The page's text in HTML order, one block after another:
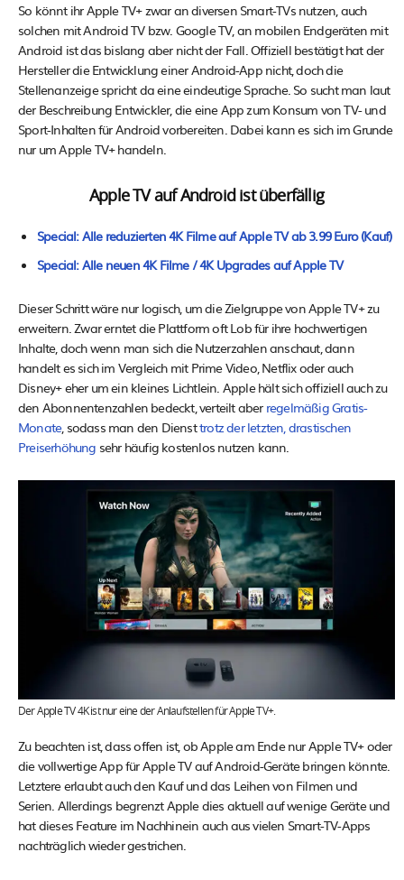
So könnt ihr Apple TV+ zwar an diversen Smart-TVs nutzen, auch
solchen mit Android TV bzw. Google TV, an mobilen Endgeräten mit
Android ist das bislang aber nicht der Fall. Offiziell bestätigt hat der
Hersteller die Entwicklung einer Android-App nicht, doch die
Stellenanzeige spricht da eine eindeutige Sprache. So sucht man laut
der Beschreibung Entwickler, die eine App zum Konsum von TV- und
Sport-Inhalten für Android vorbereiten. Dabei kann es sich im Grunde
nur um Apple TV+ handeln.
Apple TV auf Android ist überfällig
Special: Alle reduzierten 4K Filme auf Apple TV ab 3.99 Euro (Kauf)
Special: Alle neuen 4K Filme / 4K Upgrades auf Apple TV
Dieser Schritt wäre nur logisch, um die Zielgruppe von Apple TV+ zu
erweitern. Zwar erntet die Plattform oft Lob für ihre hochwertigen
Inhalte, doch wenn man sich die Nutzerzahlen anschaut, dann
handelt es sich im Vergleich mit Prime Video, Netflix oder auch
Disney+ eher um ein kleines Lichtlein. Apple hält sich offiziell auch zu
den Abonnentenzahlen bedeckt, verteilt aber regelmäßig Gratis-
Monate, sodass man den Diensttrotz der letzten, drastischen
Preiserhöhung sehr häufig kostenlos nutzen kann.
Der Apple TV 4K ist nur eine der Anlaufstellen für Apple TV+.
Zu beachten ist, dass offen ist, ob Apple am Ende nur Apple TV+ oder
die vollwertige App für Apple TV auf Android-Geräte bringen könnte.
Letztere erlaubt auch den Kauf und das Leihen von Filmen und
Serien. Allerdings begrenzt Apple dies aktuell auf wenige Geräte und
hat dieses Feature im Nachhinein auch aus vielen Smart-TV-Apps
nachträglich wieder gestrichen.